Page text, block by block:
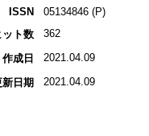
ISSN
05134846 (P)
ット数
362
作成日 2021.04.09
新日期 2021.04.09